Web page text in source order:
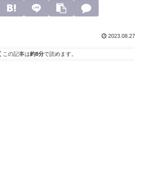
2023.08.27
この記事は約8分で読めます。